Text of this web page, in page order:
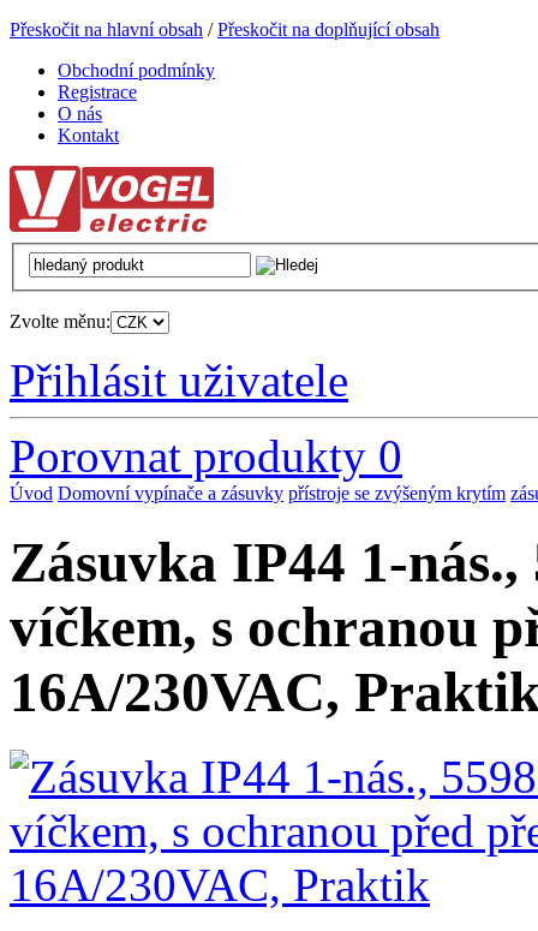
Přeskočit na hlavní obsah /Přeskočit na doplňující obsah
Obchodní podmínky
Registrace
O nás
Kontakt
Zvolte měnu:
Přihlásit uživatele
Porovnat produkty 0
Úvod Domovní vypínače a zásuvky přístroje se zvýšeným krytím
Zásuvka IP44 1-
víčkem, s ochranou
16A/230VAC,